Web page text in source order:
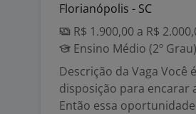
Florianópolis - SC
R$ 1.900,00 a R$
Ensino Médio (2º Grau)
Descrição da Vaga
disposição para encarar
Então essa